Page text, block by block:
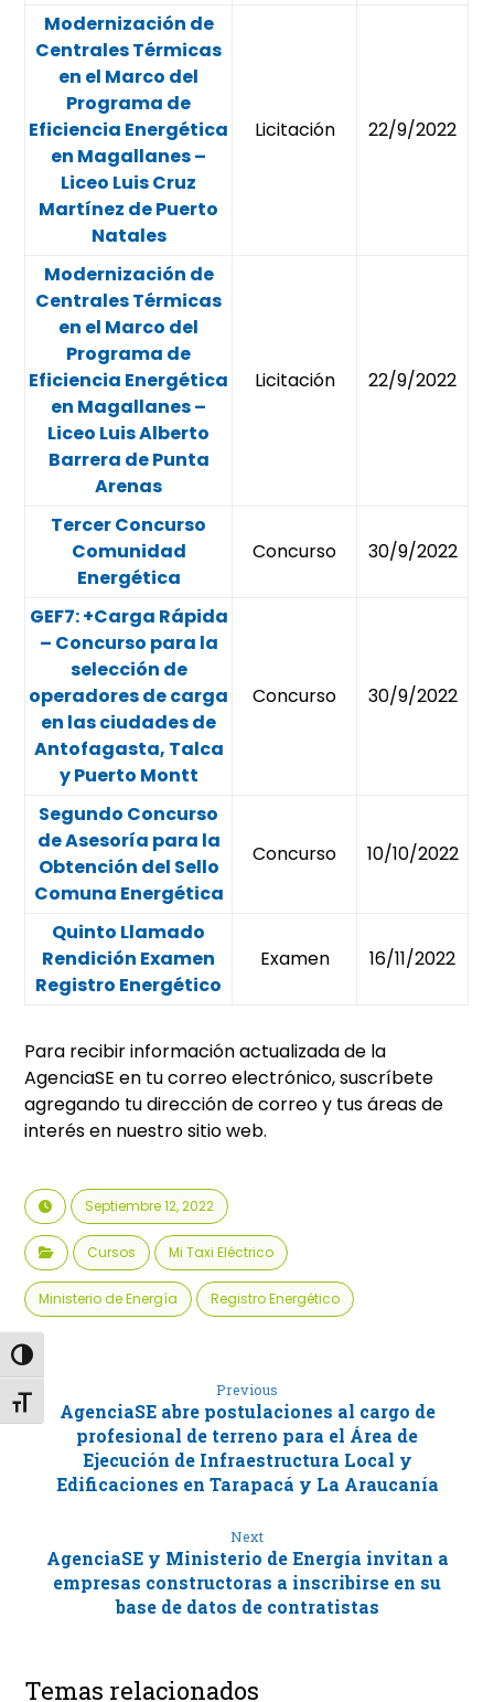
Alternar alto contraste
Alternar tamaño de letra
Modernización de
Centrales Térmicas
en el Marco del
Programa de
Eficiencia Energética
en Magallanes –
Liceo Luis Cruz
Martínez de Puerto
Natales
Licitación 22/9/2022
Modernización de
Centrales Térmicas
en el Marco del
Programa de
Eficiencia Energética
en Magallanes –
Liceo Luis Alberto
Barrera de Punta
Arenas
Licitación 22/9/2022
Tercer Concurso
Comunidad
Energética
Concurso 30/9/2022
GEF7: +Carga Rápida
– Concurso para la
selección de
operadores de carga
en las ciudades de
Antofagasta, Talca
y Puerto Montt
Concurso 30/9/2022
Segundo Concurso
de Asesoría para la
Obtención del Sello
Comuna Energética
Concurso 10/10/2022
Quinto Llamado
Rendición Examen
Registro Energético
Examen 16/11/2022
Para recibir información actualizada de la
AgenciaSE en tu correo electrónico, suscríbete
agregando tu dirección de correo y tus áreas de
interés en nuestro sitio web.
Septiembre 12, 2022
Cursos Mi Taxi Eléctrico
Ministerio de Energía Registro Energético
Previous
AgenciaSE abre postulaciones al cargo de
profesional de terreno para el Área de
Ejecución de Infraestructura Local y
Edificaciones en Tarapacá y La Araucanía
Next
AgenciaSE y Ministerio de Energía invitan a
empresas constructoras a inscribirse en su
base de datos de contratistas
Temas relacionados